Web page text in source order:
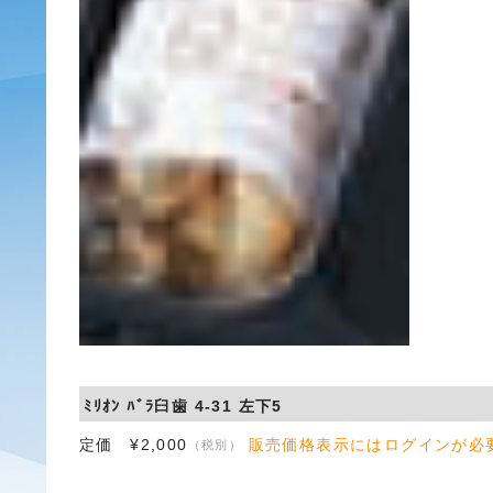
ﾐﾘｵﾝ ﾊﾞﾗ臼歯 4-31 左下5
定価 ¥2,000 （税別） 販売価格表示にはログインが必